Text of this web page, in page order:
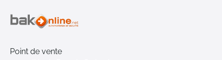
Point de vente